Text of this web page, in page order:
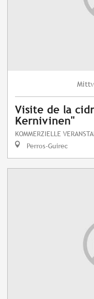
Visite de la
Kernivinen"
KOMMERZIELLE
Perros-Guirec